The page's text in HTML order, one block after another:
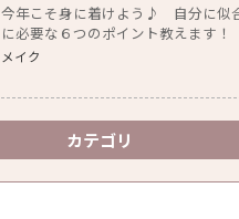
今年こそ身に着けよう♪ 自分に似
に必要な６つのポイント教えます！
メイク
カテゴリ